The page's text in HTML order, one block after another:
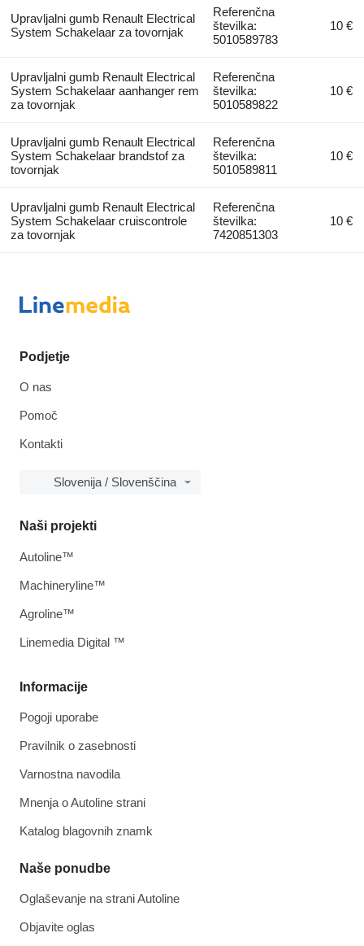
Upravljalni gumb Renault Electrical
System Schakelaar za tovornjak
Referenčna
številka:
5010589783
10 €
Upravljalni gumb Renault Electrical
System Schakelaar aanhanger rem
za tovornjak
Referenčna
številka:
5010589822
10 €
Upravljalni gumb Renault Electrical
System Schakelaar brandstof za
tovornjak
Referenčna
številka:
5010589811
10 €
Upravljalni gumb Renault Electrical
System Schakelaar cruiscontrole
za tovornjak
Referenčna
številka:
7420851303
10 €
Podjetje
O nas
Pomoč
Kontakti
Slovenija / Slovenščina
Informacije
Pogoji uporabe
Pravilnik o zasebnosti
Varnostna navodila
Mnenja o Autoline strani
Katalog blagovnih znamk
Naše ponudbe
Oglaševanje na strani Autoline
Objavite oglas
Naši projekti
Autoline™
Machineryline™
Agroline™
Linemedia Digital ™